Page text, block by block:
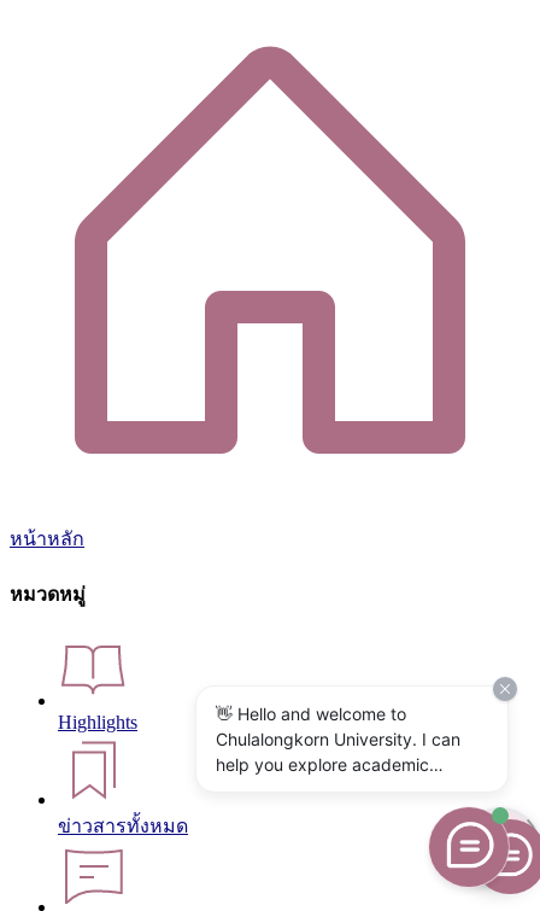
หน้าหลัก
หมวดหมู่
Highlights
ข่าวสารทั้งหมด
👋 Hello and welcome to
Chulalongkorn University. I can
help you explore academic